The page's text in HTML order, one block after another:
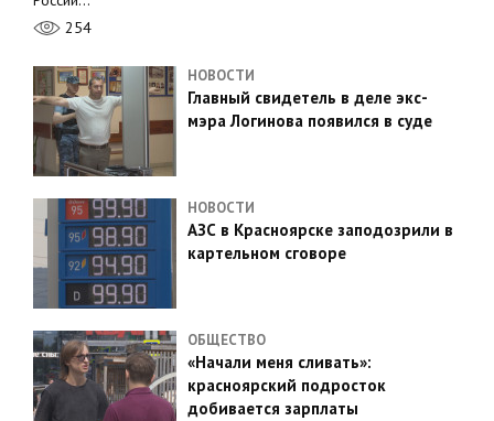
254
НОВОСТИ
Главный свидетель в деле экс-
мэра Логинова появился в суде
НОВОСТИ
АЗС в Красноярске заподозрили в
картельном сговоре
ОБЩЕСТВО
«Начали меня сливать»:
красноярский подросток
добивается зарплаты